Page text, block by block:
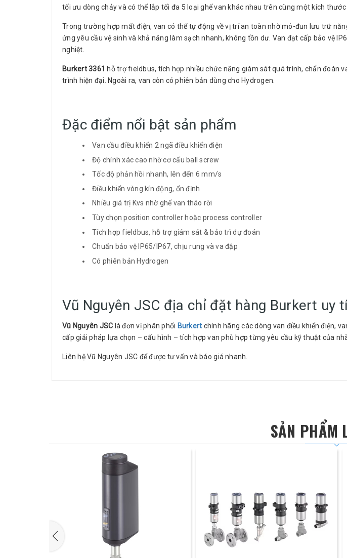
tối ưu dòng chảy và có thể lắp tối đa 5 loại ghế van khác nhau trên cùng một kích
Trong trường hợp mất điện, van có thể tự động về vị trí an toàn nhờ mô-đun lưu trữ
ứng yêu cầu vệ sinh và khả năng làm sạch nhanh, không tồn dư. Van đạt cấp bảo vệ
nghiệt.
Burkert 3361 hỗ trợ fieldbus, tích hợp nhiều chức năng giám sát quá trình, chẩn đoán
trình hiện đại. Ngoài ra, van còn có phiên bản dùng cho Hydrogen.
Đặc điểm nổi bật sản phẩm
Van cầu điều khiển 2 ngã điều khiển điện
Độ chính xác cao nhờ cơ cấu ball screw
Tốc độ phản hồi nhanh, lên đến 6 mm/s
Điều khiển vòng kín động, ổn định
Nhiều giá trị Kvs nhờ ghế van tháo rời
Tùy chọn position controller hoặc process controller
Tích hợp fieldbus, hỗ trợ giám sát & bảo trì dự đoán
Chuẩn bảo vệ IP65/IP67, chịu rung và va đập
Có phiên bản Hydrogen
Vũ Nguyên JSC địa chỉ đặt hàng Burkert uy
Vũ Nguyên JSC là đơn vị phân phối Burkert chính hãng các dòng van điều khiển điện,
cấp giải pháp lựa chọn – cấu hình – tích hợp van phù hợp từng yêu cầu kỹ thuật của
Liên hệ Vũ Nguyên JSC để được tư vấn và báo giá nhanh.
SẢN PHẨM